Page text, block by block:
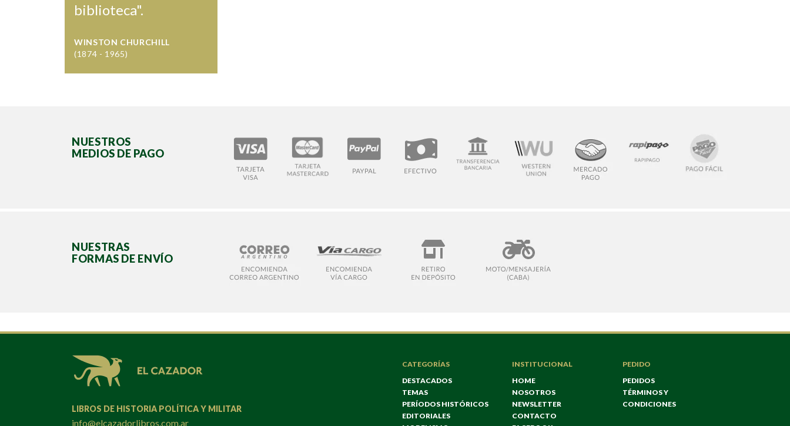
biblioteca".
WINSTON CHURCHILL
(1874 - 1965)
NUESTROS
MEDIOS DE PAGO
NUESTRAS
FORMAS DE ENVÍO
LIBROS DE HISTORIA POLÍTICA Y MILITAR
info@elcazadorlibros.com.ar
CATEGORÍAS
DESTACADOS
TEMAS
PERÍODOS HISTÓRICOS
EDITORIALES
INSTITUCIONAL
HOME
NOSOTROS
NEWSLETTER
CONTACTO
PEDIDO
PEDIDOS
TÉRMINOS Y
CONDICIONES